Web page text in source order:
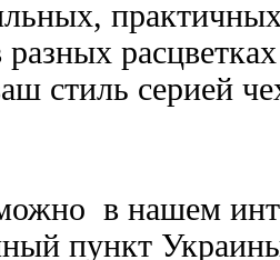
стиль серией
в нашем
пункт